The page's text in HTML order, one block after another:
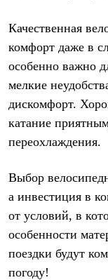
Качественная
комфорт даже в
особенно важно
мелкие
дискомфорт.
катание
переохлаждения.
Выбор
а инвестиция в
от условий, в
особенности
поездки будут
погоду!